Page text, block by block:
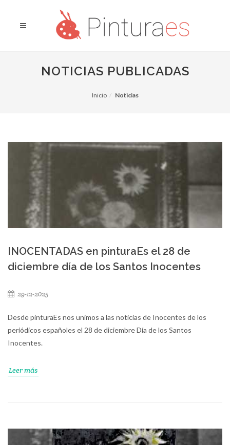
NOTICIAS PUBLICADAS
Inicio Noticias
INOCENTADAS en pinturaEs el 28 de
diciembre día de los Santos Inocentes
29-12-2025
Desde pinturaEs nos unimos a las noticias de Inocentes de los
periódicos españoles el 28 de diciembre Día de los Santos
Inocentes.
Leer más